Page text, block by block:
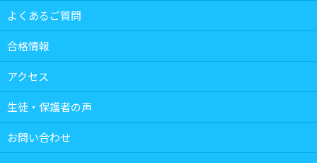
よくあるご質問
合格情報
アクセス
生徒・保護者の声
お問い合わせ